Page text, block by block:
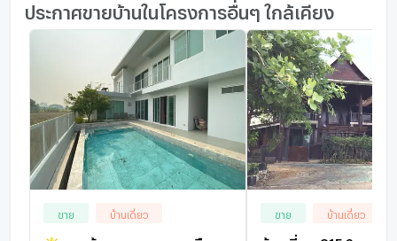
ประกาศขายบ้านในโครงการอื่นๆ ใกล้เคียง
ขาย บ้านเดี่ยว ขาย บ้านเดี่ยว